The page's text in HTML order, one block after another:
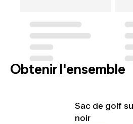
Obtenir l'ensemble
Sac de golf
noir